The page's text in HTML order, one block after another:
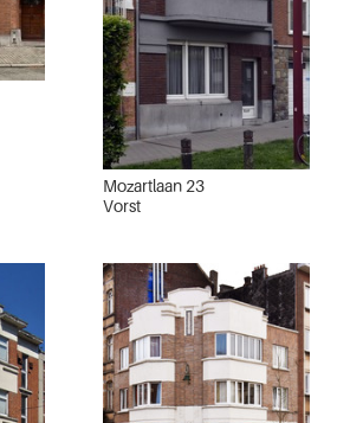
Mozartlaan 23
Vorst